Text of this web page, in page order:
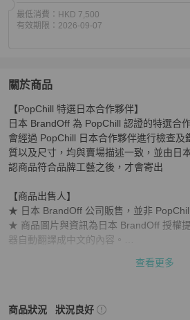
最低消費： HKD 7,500
有效期限： 2026-09-07
關於商品
關於紀梵希其他款式尼龍黑色二手女
【PopChill 特選日本合作夥伴】
日本 BrandOff 為 PopChill 認證的特選合
會經過 PopChill 日本合作夥伴進行檢查及
質以及尺寸，均與賣場描述一致，並由日
認商品符合品牌工藝之後，才會寄出
【商品出售人】
★ 日本 BrandOff 公司販售，並非
★ 商品圖片與資訊為日本 BrandOff 授權
器自動翻譯成中文的內容。
顏色：黑色
查看更多
商品狀況
Givenchy 女裝商品狀態與細節
狀況良好